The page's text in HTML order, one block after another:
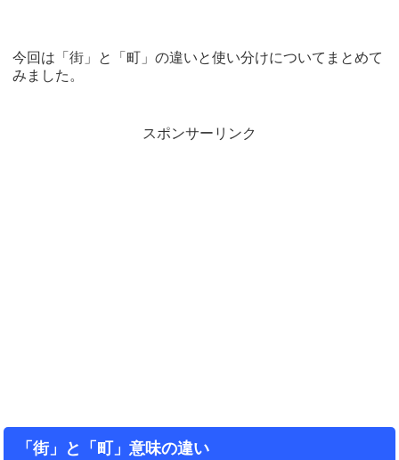
今回は「街」と「町」の違いと使い分けについてまとめて
みました。
スポンサーリンク
「街」と「町」意味の違い